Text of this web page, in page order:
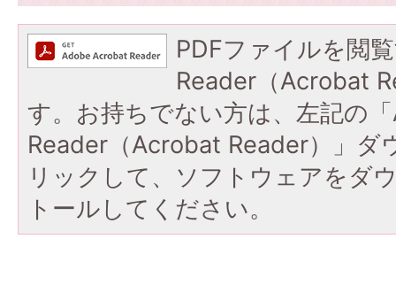
PDFファイルを閲
Reader（Acrobat
す。お持ちでない方は、左記の
Reader（Acrobat Reader）」ダ
リックして、ソフトウェアをダ
トールしてください。